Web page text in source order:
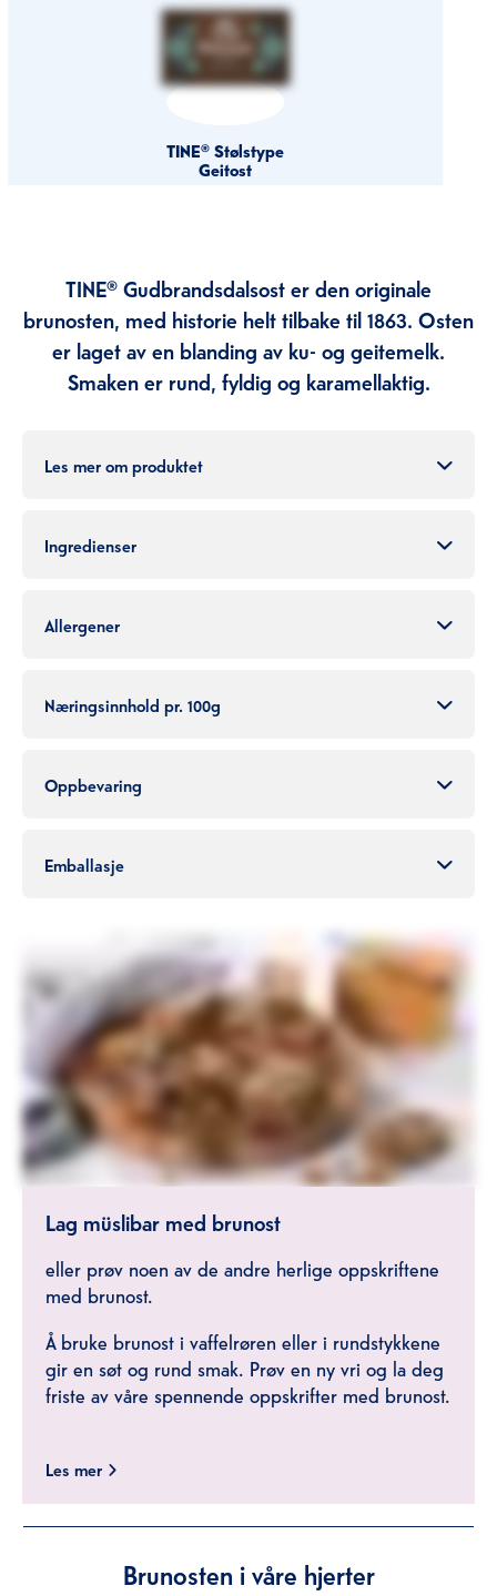
TINE® Stølstype
Geitost
TINE® Gudbrandsdalsost er den originale
brunosten, med historie helt tilbake til 1863. Osten
er laget av en blanding av ku- og geitemelk.
Smaken er rund, fyldig og karamellaktig.
Les mer om produktet
Ingredienser
Allergener
Næringsinnhold pr. 100g
Oppbevaring
Emballasje
Lag müslibar med brunost
eller prøv noen av de andre herlige oppskriftene
med brunost.
Å bruke brunost i vaffelrøren eller i rundstykkene
gir en søt og rund smak. Prøv en ny vri og la deg
friste av våre spennende oppskrifter med brunost.
Les mer
Brunosten i våre hjerter